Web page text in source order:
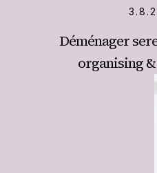
Déménager
organising